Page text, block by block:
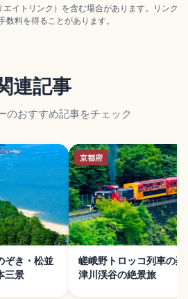
イトリンク）を含む場合があります。リンク
料を得ることがあります。
連記事
のおすすめ記事をチェック
ぞき・松並
三景
京都府
嵯峨野トロッコ列車の楽
津川渓谷の絶景旅